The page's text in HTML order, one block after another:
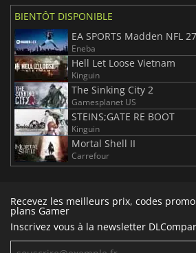
BIENTÔT DISPONIBLE
EA SPORTS Madden NFL 27
Eneba
Hell Let Loose Vietnam
Kinguin
The Sinking City 2
Gamesplanet US
STEINS;GATE RE BOOT
Kinguin
Mortal Shell II
Carrefour
Recevez les meilleurs prix, codes
plans Gamer
Inscrivez vous à la newsletter